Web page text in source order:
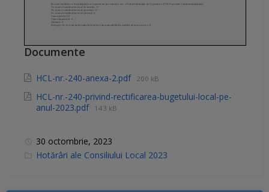
Documente
HCL-nr.-240-anexa-2.pdf 200 kB
HCL-nr.-240-privind-rectificarea-bugetului-local-pe-
anul-2023.pdf 143 kB
30 octombrie, 2023
C
Hotărâri ale Consiliului Local 2023